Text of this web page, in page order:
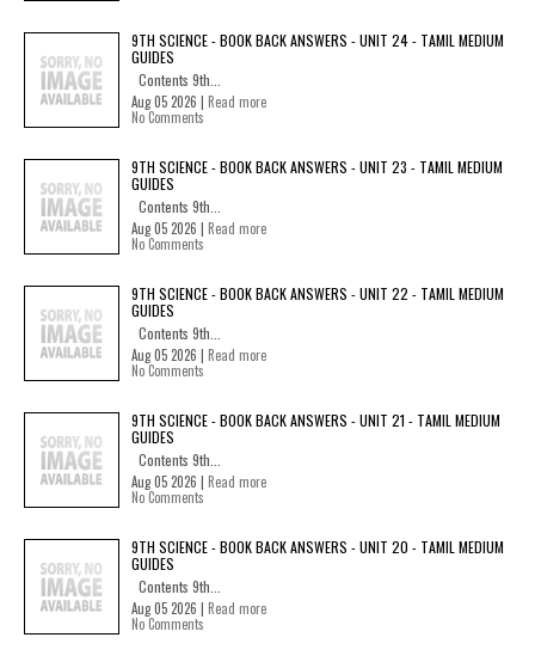
9TH SCIENCE - BOOK BACK ANSWERS - UNIT 24 - TAMIL MEDIUM
GUIDES
Contents 9th...
Aug 05 2026 | Read more
No Comments
9TH SCIENCE - BOOK BACK ANSWERS - UNIT 23 - TAMIL MEDIUM
GUIDES
Contents 9th...
Aug 05 2026 | Read more
No Comments
9TH SCIENCE - BOOK BACK ANSWERS - UNIT 22 - TAMIL MEDIUM
GUIDES
Contents 9th...
Aug 05 2026 | Read more
No Comments
9TH SCIENCE - BOOK BACK ANSWERS - UNIT 21 - TAMIL MEDIUM
GUIDES
Contents 9th...
Aug 05 2026 | Read more
No Comments
9TH SCIENCE - BOOK BACK ANSWERS - UNIT 20 - TAMIL MEDIUM
GUIDES
Contents 9th...
Aug 05 2026 | Read more
No Comments